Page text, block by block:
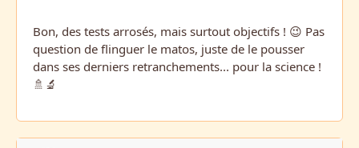
Bon, des tests arrosés, mais surtout objectifs ! 😉 Pas
question de flinguer le matos, juste de le pousser
dans ses derniers retranchements... pour la science !
🚿🔬